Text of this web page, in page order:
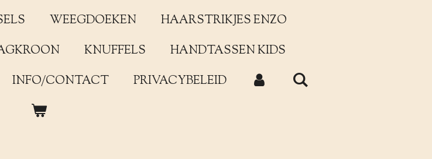
WEEGDOEKEN
HAARSTRIKJES ENZO
KNUFFELS
HANDTASSEN KIDS
INFO/CONTACT PRIVACYBELEID